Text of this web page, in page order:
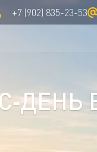
+7 (902) 835-23-53